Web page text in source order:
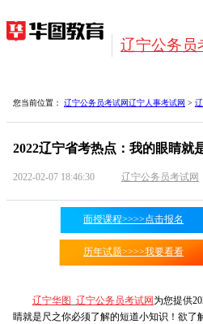
辽宁公务员
您当前位置： 辽宁公务员考试网辽宁人事考试网 >
2022辽宁省考热点：我的眼睛就
2022-02-07 18:46:30 辽宁公务员考试网
面授课程>>>>点击报名
历年试题>>>>我要看看
辽宁华图 辽宁公务员考试网为您提供
睛就是尺之你必须了解的短道小知识！欲了